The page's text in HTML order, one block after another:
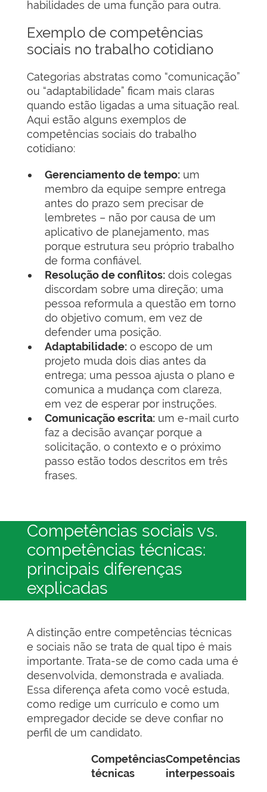
habilidades de uma função para outra.
Exemplo de competências
sociais no trabalho cotidiano
Categorias abstratas como “comunicação”
ou “adaptabilidade” ficam mais claras
quando estão ligadas a uma situação real.
Aqui estão alguns exemplos de
competências sociais do trabalho
cotidiano:
Gerenciamento de tempo: um
membro da equipe sempre entrega
antes do prazo sem precisar de
lembretes – não por causa de um
aplicativo de planejamento, mas
porque estrutura seu próprio trabalho
de forma confiável.
Resolução de conflitos: dois colegas
discordam sobre uma direção; uma
pessoa reformula a questão em torno
do objetivo comum, em vez de
defender uma posição.
Adaptabilidade: o escopo de um
projeto muda dois dias antes da
entrega; uma pessoa ajusta o plano e
comunica a mudança com clareza,
em vez de esperar por instruções.
Comunicação escrita: um e-mail curto
faz a decisão avançar porque a
solicitação, o contexto e o próximo
passo estão todos descritos em três
frases.
Competências sociais vs.
competências técnicas:
principais diferenças
explicadas
A distinção entre competências técnicas
e sociais não se trata de qual tipo é mais
importante. Trata-se de como cada uma é
desenvolvida, demonstrada e avaliada.
Essa diferença afeta como você estuda,
como redige um currículo e como um
empregador decide se deve confiar no
perfil de um candidato.
Competências
técnicas
Competências
interpessoais